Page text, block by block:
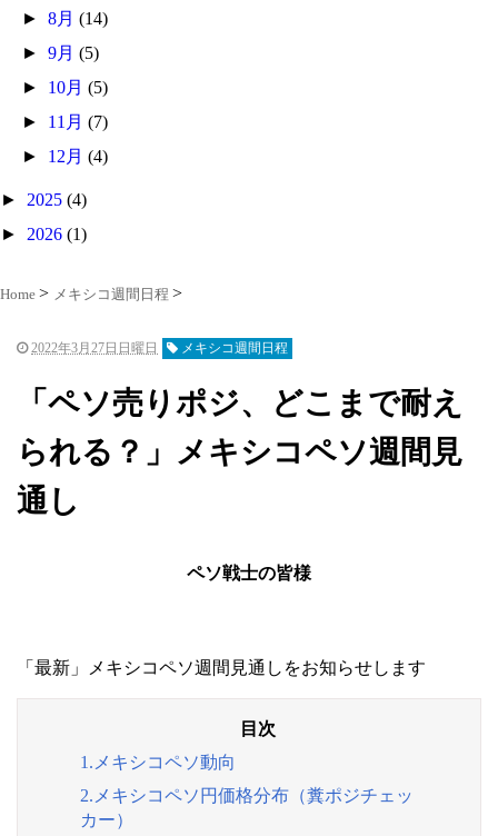
►8月(14)
►9月(5)
► 10月(5)
► 11月(7)
► 12月(4)
► 2025 (4)
► 2026 (1)
Home メキシコ週間日程
2022年3月27日日曜日 メキシコ週間日程
「ペソ売りポジ、どこまで耐え
られる？」メキシコペソ週間見
通し
ペソ戦士の皆様
「最新」メキシコペソ週間見通しをお知らせします
1.メキシコペソ動向
2.メキシコペソ円価格分布（糞ポジチェッ
カー）